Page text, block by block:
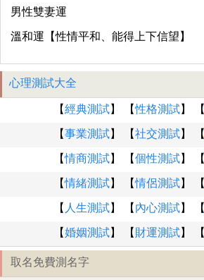
男性雙妻運
溫和運【性情平和、能得上下信望】
心理測試大全
【經典測試】 【性格測試】 【
【事業測試】 【社交測試】 【
【情商測試】 【個性測試】 【
【情緒測試】 【情侶測試】 【
【 人生測試】 【 內心測試】 【
【婚姻測試】 【 財運測試】 【
取名免費測名字